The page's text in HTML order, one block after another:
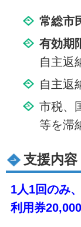
常総市
有効期
自主返
自主返
市税、
等を滞
支援内容
1人1回のみ
利用券